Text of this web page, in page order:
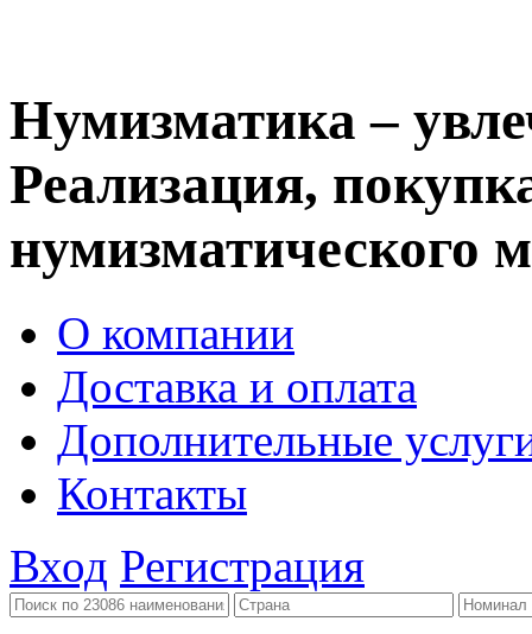
Нумизматика –
Реализация,
нумизматического
О компании
Доставка и оплата
Дополнительные
Контакты
Вход Регистрация